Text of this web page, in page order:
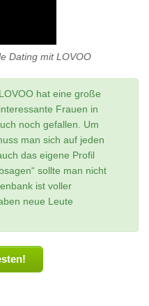
Dating mit LOVOO
LOVOO hat eine große
Frauen in
noch gefallen. Um
man sich auf jeden
das eigene Profil
sollte man nicht
ist voller
neue Leute